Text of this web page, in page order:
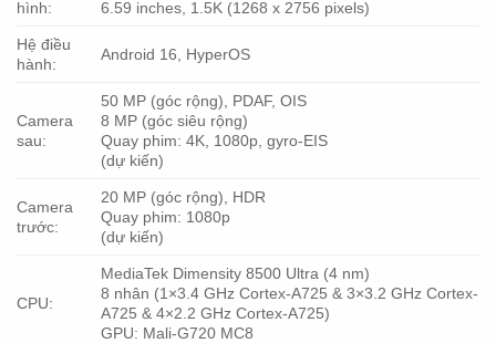
hình:
6.59 inches, 1.5K (1268 x 2756 pixels)
Hệ điều
hành:
Android 16, HyperOS
Camera
sau:
50 MP (góc rộng), PDAF, OIS
8 MP (góc siêu rộng)
Quay phim: 4K, 1080p, gyro-EIS
(dự kiến)
Camera
trước:
20 MP (góc rộng), HDR
Quay phim: 1080p
(dự kiến)
CPU:
MediaTek Dimensity 8500 Ultra (4 nm)
8 nhân (1×3.4 GHz Cortex-A725 & 3×3.2 GHz Cortex-
A725 & 4×2.2 GHz Cortex-A725)
GPU: Mali-G720 MC8